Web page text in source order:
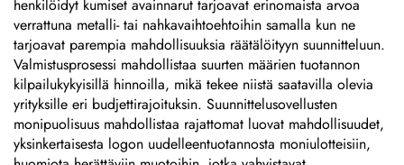
henkilöidyt kumiset avainnarut tarjoavat erinomaista arvoa
verrattuna metalli- tai nahkavaihtoehtoihin samalla kun ne
tarjoavat parempia mahdollisuuksia räätälöityyn suunnitteluun.
Valmistusprosessi mahdollistaa suurten määrien tuotannon
kilpailukykyisillä hinnoilla, mikä tekee niistä saatavilla olevia
yrityksille eri budjettirajoituksin. Suunnittelusovellusten
monipuolisuus mahdollistaa rajattomat luovat mahdollisuudet,
yksinkertaisesta logon uudelleentuotannosta moniulotteisiin,